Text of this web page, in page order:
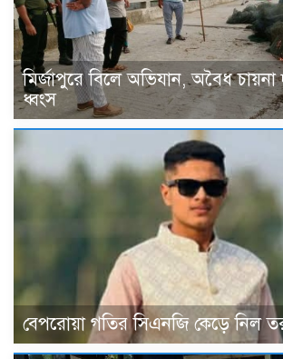
মির্জাপুরে বিলে অভিযান, অবৈধ চায়না
ধ্বংস
বেপরোয়া গতির সিএনজি কেড়ে নিল